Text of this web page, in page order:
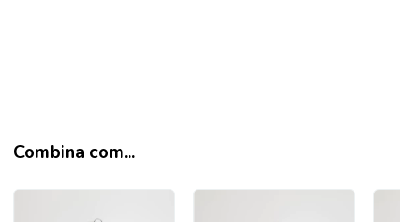
Combina com...